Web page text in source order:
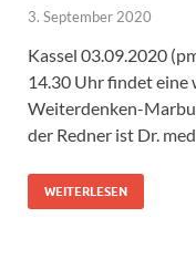
3. September 2020
Kassel 03.09.2020
14.30 Uhr findet
Weiterdenken-
der Redner ist Dr.
WEITERLESEN